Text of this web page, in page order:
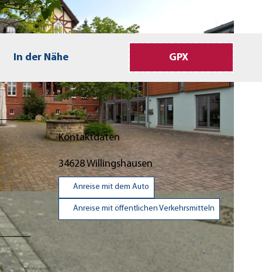
|
In der Nähe GPX
Kontaktdaten
34628Willingshausen
Anreise mit dem Auto
Anreise mit öffentlichen Verkehrsmitteln